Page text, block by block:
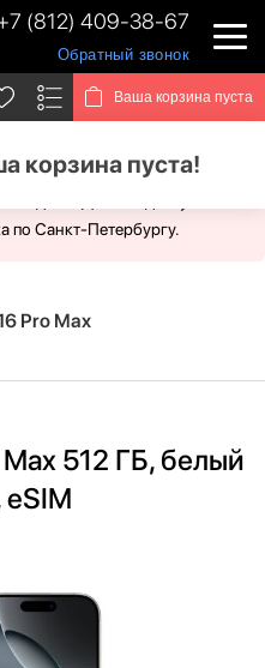
(812) 409-38-67
Обратный звонок
Ваша корзина пуста
корзина пуста!
Для Вас доступен
по Санкт-Петербургу.
Pro Max
512 ГБ, белый
eSIM